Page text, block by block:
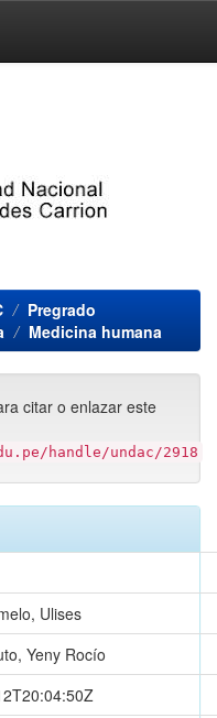
Pregrado
Medicina humana
citar o enlazar este
handle/undac/2918
Ulises
Yeny Rocío